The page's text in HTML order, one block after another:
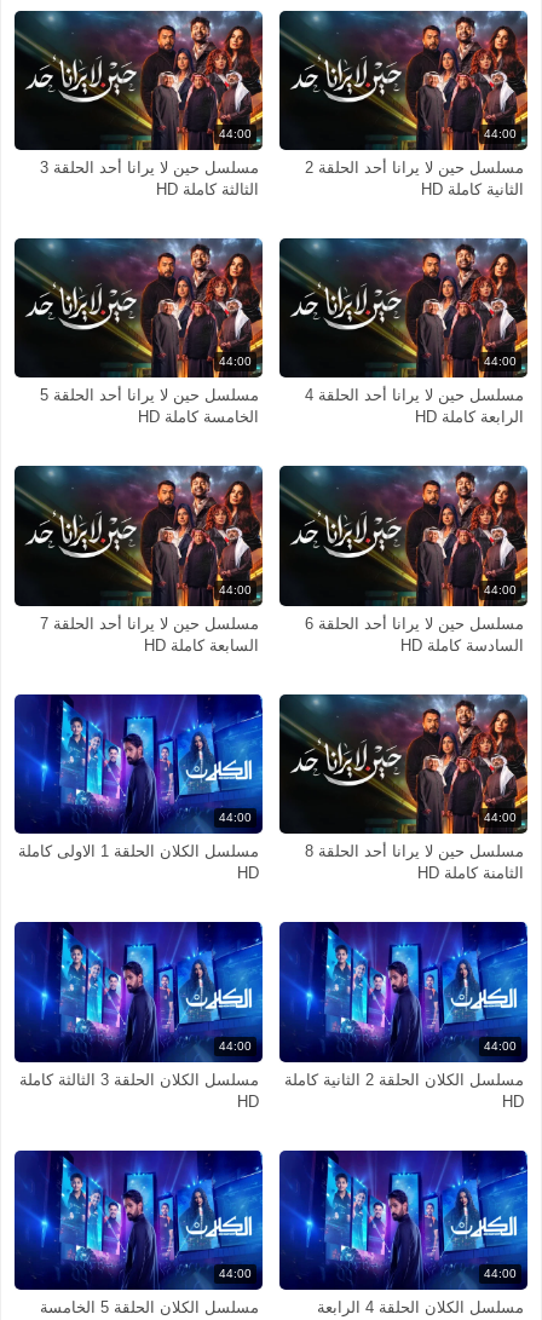
44:00
مسلسل حين لا يرانا أحد الحلقة 2
الثانية كاملة HD
44:00
مسلسل حين لا يرانا أحد الحلقة 3
الثالثة كاملة HD
44:00
مسلسل حين لا يرانا أحد الحلقة 4
الرابعة كاملة HD
44:00
مسلسل حين لا يرانا أحد الحلقة 5
الخامسة كاملة HD
44:00
مسلسل حين لا يرانا أحد الحلقة 6
السادسة كاملة HD
44:00
مسلسل حين لا يرانا أحد الحلقة 7
السابعة كاملة HD
44:00
مسلسل حين لا يرانا أحد الحلقة 8
الثامنة كاملة HD
44:00
مسلسل الكلان الحلقة 1 الاولى كاملة
HD
44:00
مسلسل الكلان الحلقة 2 الثانية كاملة
HD
44:00
مسلسل الكلان الحلقة 3 الثالثة كاملة
HD
44:00
مسلسل الكلان الحلقة 4 الرابعة
44:00
مسلسل الكلان الحلقة 5 الخامسة